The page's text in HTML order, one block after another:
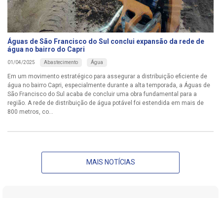
Águas de São Francisco do Sul conclui expansão da rede de
água no bairro do Capri
01/04/2025 Abastecimento Água
Em um movimento estratégico para assegurar a distribuição eficiente de
água no bairro Capri, especialmente durante a alta temporada, a Águas de
São Francisco do Sul acaba de concluir uma obra fundamental para a
região. A rede de distribuição de água potável foi estendida em mais de
800 metros, co...
MAIS NOTÍCIAS